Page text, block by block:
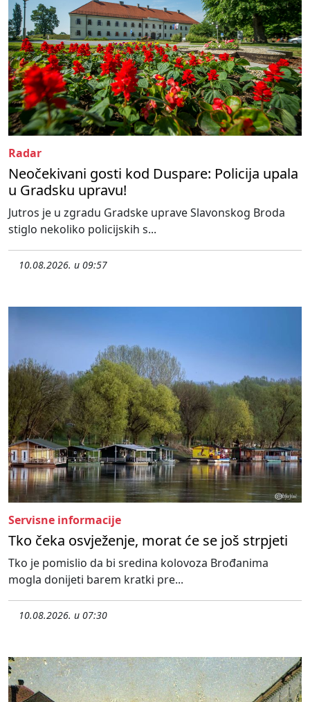
Radar
Neočekivani gosti kod Duspare: Policija upala
u Gradsku upravu!
Jutros je u zgradu Gradske uprave Slavonskog Broda
stiglo nekoliko policijskih s...
10.08.2026. u 09:57
Servisne informacije
Tko čeka osvježenje, morat će se još strpjeti
Tko je pomislio da bi sredina kolovoza Brođanima
mogla donijeti barem kratki pre...
10.08.2026. u 07:30